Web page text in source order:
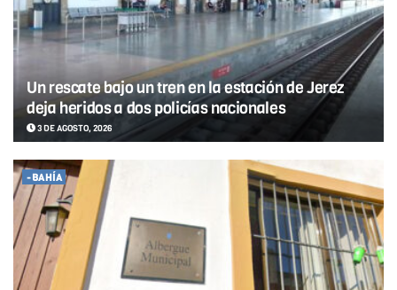
Un rescate bajo un tren en la estación de Jerez
deja heridos a dos policías nacionales
3 DE AGOSTO, 2026
-BAHÍA